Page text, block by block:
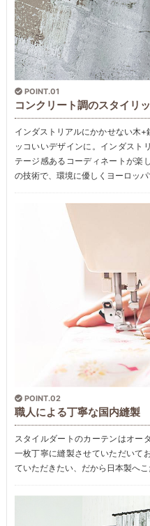
POINT.01
コンクリート調のスタイリ
インダストリアルにかかせない木
ッコいいデザインに。インダスト
テージ感あるコーディネートが楽
の技術で、環境に優しくヨーロッパ
POINT.02
職人による丁寧な国内縫製
スタイルダートのカーテンはオー
一枚丁寧に縫製させていただいて
ていただきたい、だから日本製へこ